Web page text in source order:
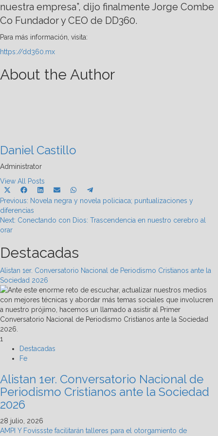
nuestra empresa”, dijo finalmente Jorge Combe
Co Fundador y CEO de DD360.
Para más información, visita:
https://dd360.mx
About the Author
Daniel Castillo
Administrator
View All Posts
Share
on
(Twitter)
Share
on
Facebook
Share
on
LinkedInShare
on
Email
Share
on
WhatsApp
on
Post
navigation
Previous: Novela negra y novela policiaca; puntualizaciones y
diferencias
Next: Conectando con Dios: Trascendencia en nuestro cerebro al
orar
Destacadas
Alistan 1er. Conversatorio Nacional de Periodismo Cristianos ante la
Sociedad 2026
1
Destacadas
Fe
Alistan 1er. Conversatorio Nacional de
Periodismo Cristianos ante la Sociedad
2026
28 julio, 2026
AMPI Y Fovissste facilitarán talleres para el otorgamiento de